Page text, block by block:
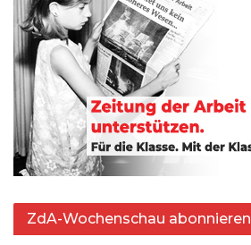
ZdA-Wochenschau abonnieren